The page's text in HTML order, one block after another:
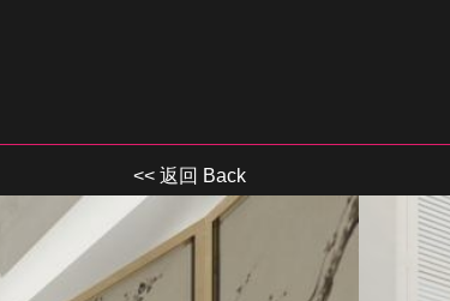
<< 返回 Back